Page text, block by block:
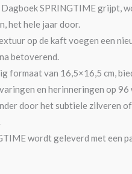
Dagboek SPRINGTIME grijpt,
het hele jaar door.
op de kaft voegen een
betoverend.
formaat van 16,5×16,5 cm,
en herinneringen op
door het subtiele zilveren
wordt geleverd met een